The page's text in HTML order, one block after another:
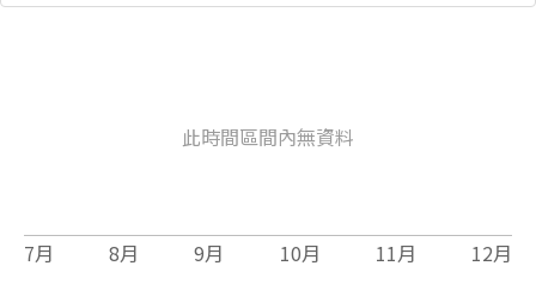
此時間區間內無資料
7月 8月 9月 10月 11月 12月